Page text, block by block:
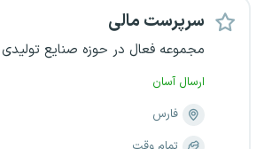
سرپرست مالی
مجموعه فعال در حوزه صنایع تولیدی
ارسال آسان
فارس